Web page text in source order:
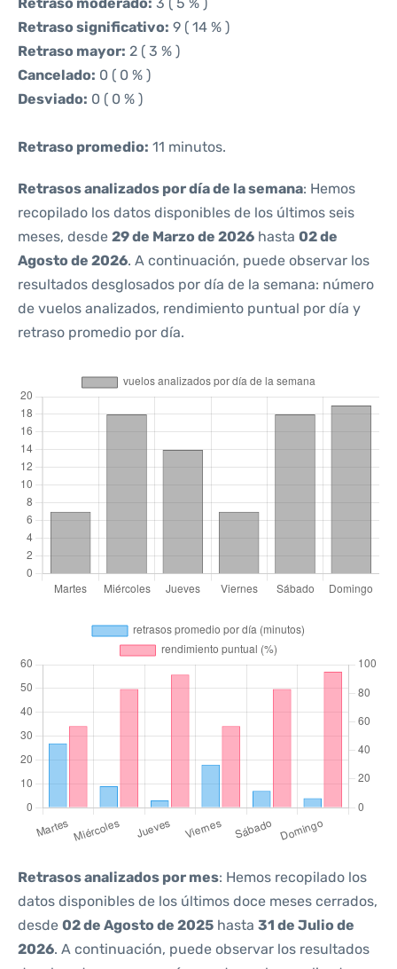
Retraso significativo: 9 ( 14 % )
Retraso mayor: 2 ( 3 % )
Cancelado: 0 ( 0 % )
Desviado: 0 ( 0 % )
Retraso promedio: 11 minutos.
Retrasos analizados por día de la semana: Hemos
recopilado los datos disponibles de los últimos seis
meses, desde 29 de Marzo de 2026 hasta 02 de
Agosto de 2026. A continuación, puede observar los
resultados desglosados por día de la semana: número
de vuelos analizados, rendimiento puntual por día y
retraso promedio por día.
Retrasos analizados por mes: Hemos recopilado los
datos disponibles de los últimos doce meses cerrados,
desde 02 de Agosto de 2025 hasta 31 de Julio de
2026. A continuación, puede observar los resultados